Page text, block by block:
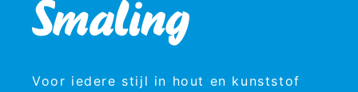
Voor iedere stijl in hout en kunststof